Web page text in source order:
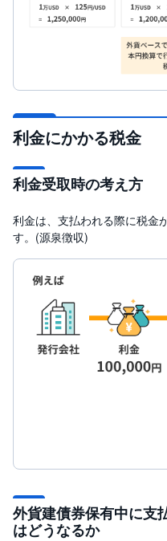
利金にかかる税金
利金受取時の考え方
利金は、支払われる際に税金
す。(源泉徴収)
外貨建債券保有中に支
はどうなるか